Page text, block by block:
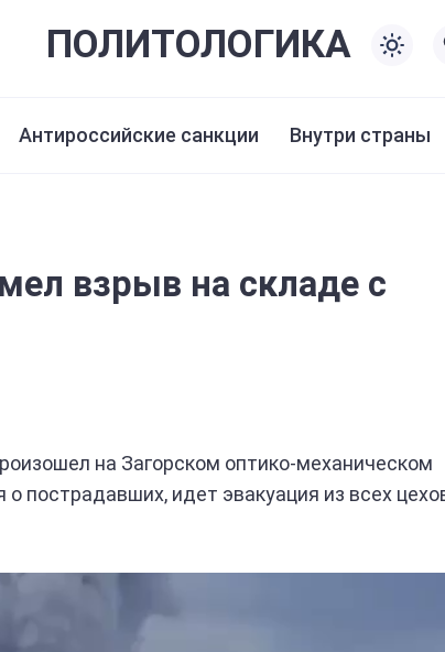
ПОЛИТОЛОГИКА
Антироссийские санкции Внутри страны
взрыв на складе с
на Загорском оптико-механическом
пострадавших, идет эвакуация из всех